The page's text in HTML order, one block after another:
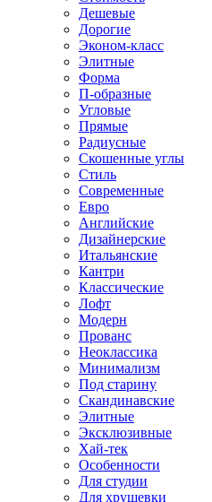
Дешевые
Дорогие
Эконом-класс
Элитные
Форма
П-образные
Угловые
Прямые
Радиусные
Скошенные углы
Стиль
Современные
Евро
Английские
Дизайнерские
Итальянские
Кантри
Классические
Лофт
Модерн
Прованс
Неоклассика
Минимализм
Под старину
Скандинавские
Элитные
Эксклюзивные
Хай-тек
Особенности
Для студии
Для хрущевки